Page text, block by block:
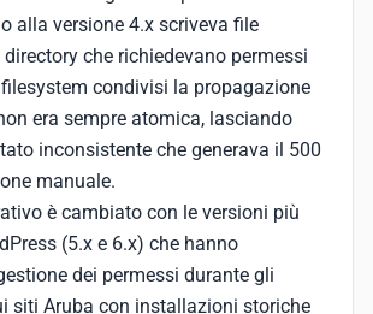
alla versione 4.x scriveva file
che richiedevano permessi
condivisi la propagazione
era sempre atomica, lasciando
inconsistente che generava il 500
manuale.
è cambiato con le versioni più
(5.x e 6.x) che hanno
dei permessi durante gli
siti Aruba con installazioni storiche